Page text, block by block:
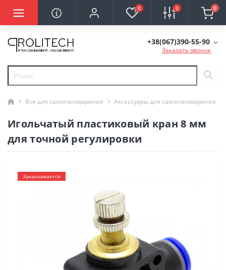
0 0 0
+38(067)390-55-90
Заказать звонок
Все для самогоноварения Аксессуары для самогоноварения
Игольчатый пластиковый кран 8 мм
для точной регулировки
Заканчивается